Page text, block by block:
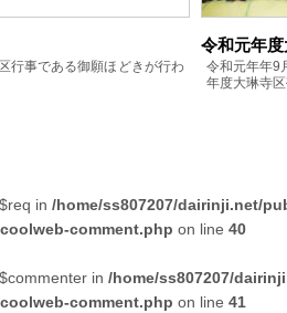
行事である御願ほどきが行わ
令和元年
令和元年年9
年度大琳寺
in /home/ss807207/dairinji.net/
comment.php on line 40
in /home/ss807207/
comment.php on line 41